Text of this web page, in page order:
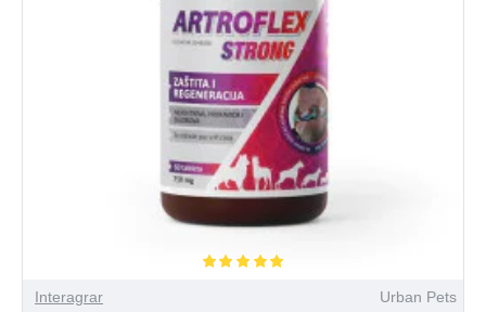
Interagrar Urban Pets